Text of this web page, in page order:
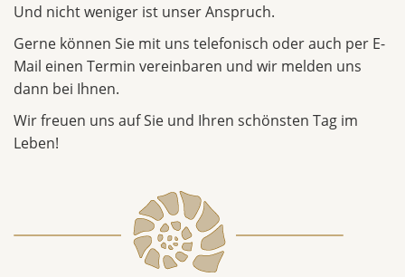
Und nicht weniger ist unser Anspruch.
Gerne können Sie mit uns telefonisch oder auch per E-
Mail einen Termin vereinbaren und wir melden uns
dann bei Ihnen.
Wir freuen uns auf Sie und Ihren schönsten Tag im
Leben!